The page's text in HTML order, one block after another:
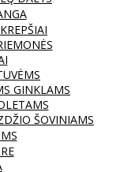
GINKLAMS
ŠOVINIAMS